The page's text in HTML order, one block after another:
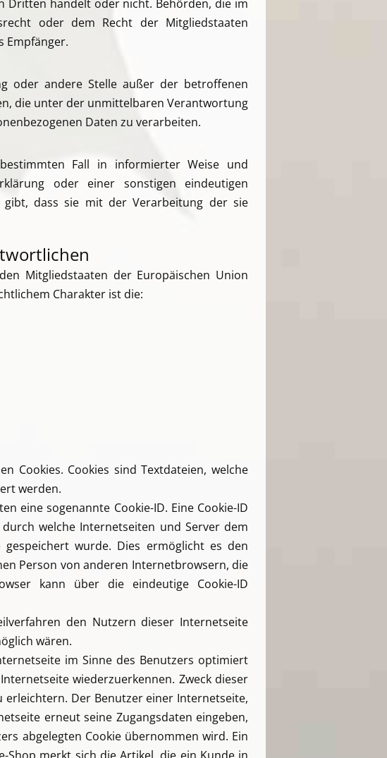
Dritten handelt oder nicht. Behörden, die im
oder dem Recht der Mitgliedstaaten
Empfänger.
oder andere Stelle außer der betroffenen
die unter der unmittelbaren Verantwortung
Daten zu verarbeiten.
Fall in informierter Weise und
oder einer sonstigen eindeutigen
dass sie mit der Verarbeitung der sie
Mitgliedstaaten der Europäischen Union
Charakter ist die:
Cookies. Cookies sind Textdateien, welche
werden.
eine sogenannte Cookie-ID. Eine Cookie-ID
welche Internetseiten und Server dem
wurde. Dies ermöglicht es den
Person von anderen Internetbrowsern, die
kann über die eindeutige Cookie-ID
den Nutzern dieser Internetseite
wären.
im Sinne des Benutzers optimiert
wiederzuerkennen. Zweck dieser
Der Benutzer einer Internetseite,
erneut seine Zugangsdaten eingeben,
abgelegten Cookie übernommen wird. Ein